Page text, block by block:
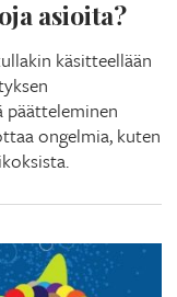
asioita?
käsitteellään
päätteleminen
ongelmia, kuten